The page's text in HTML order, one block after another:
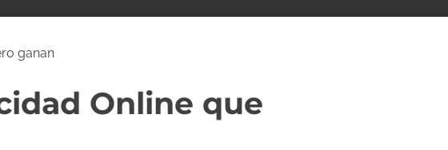
ganan
Online que